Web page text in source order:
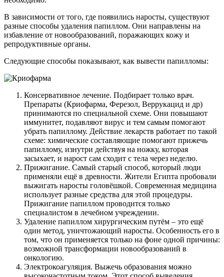
В зависимости от того, где появились наросты, существуют
разные способы удаления папиллом. Они направлены на
избавление от новообразований, поражающих кожу и
репродуктивные органы.
Следующие способы показывают, как вывести папилломы:
Консервативное лечение. Подбирает только врач.
Препараты (Криофарма, Ферезол, Веррукацид и др)
принимаются по специальной схеме. Они повышают
иммунитет, подавляют вирус и тем самым помогают
убрать папиллому. Действие лекарств работает по такой
схеме: химические составляющие помогают прижечь
папиллому, изнутри действуя на ножку, которая
засыхает, и нарост сам сходит с тела через неделю.
Прижигание. Самый старый способ, который люди
применяли ещё в древности. Жители Египта пробовали
выжигать наросты головёшкой. Современная медицина
использует разные средства для этой процедуры.
Прижигание папиллом проводится только
специалистом в лечебном учреждении.
Удаление папиллом хирургическим путём – это ещё
один метод, уничтожающий наросты. Особенность его в
том, что он применяется только на фоне одной причины:
возможной трансформации новообразований в
онкологию.
Электрокоагуляция. Выжечь образования можно